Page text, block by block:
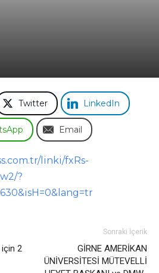
Twitter LinkedIn
Email
linki/fxRs-
?
için 2
Sonraki İçerik
GİRNE AMERİKAN
ÜNİVERSİTESİ MÜTEVELLİ